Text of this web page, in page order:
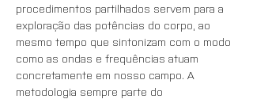
procedimentos partilhados servem para a
exploração das potências do corpo, ao
mesmo tempo que sintonizam com o modo
como as ondas e frequências atuam
concretamente em nosso campo. A
metodologia sempre parte do